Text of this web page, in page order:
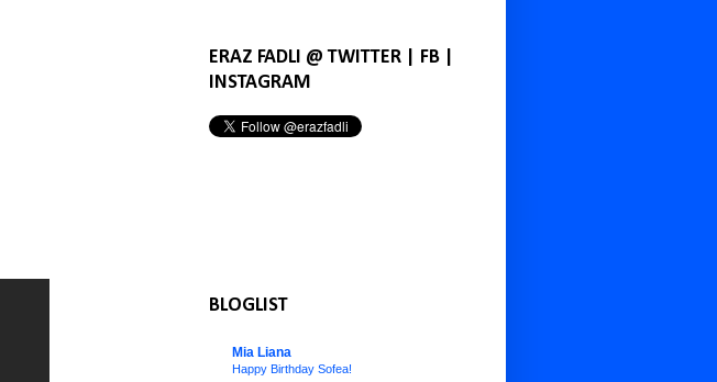
ERAZ FADLI @ TWITTER | FB |
INSTAGRAM
BLOGLIST
Mia Liana
Happy Birthday Sofea!